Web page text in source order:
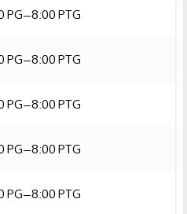
PG–8:00 PTG
PG–8:00 PTG
PG–8:00 PTG
PG–8:00 PTG
PG–8:00 PTG